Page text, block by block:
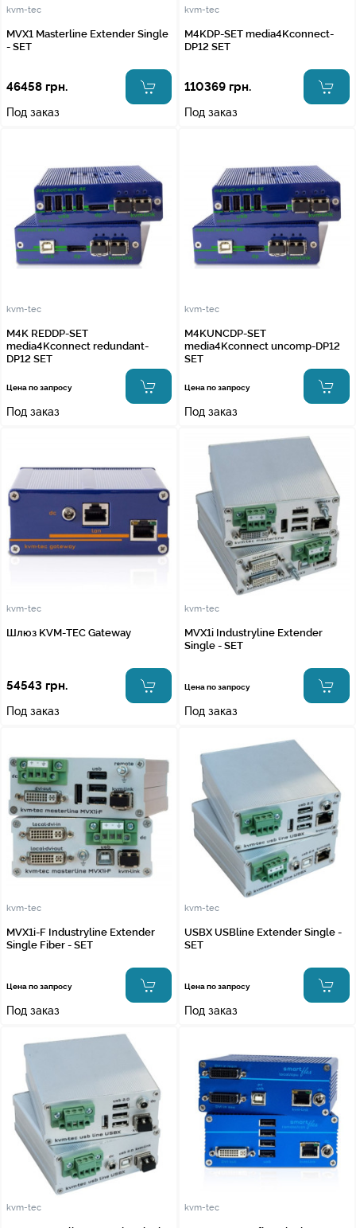
kvm-tec
MVX1 Masterline Extender Single
- SET
46458 грн.
Под заказ
kvm-tec
M4KDP-SET media4Kconnect-
DP12 SET
110369 грн.
Под заказ
kvm-tec
M4K REDDP-SET
media4Kconnect redundant-
DP12 SET
Цена по запросу
Под заказ
kvm-tec
M4KUNCDP-SET
media4Kconnect uncomp-DP12
SET
Цена по запросу
Под заказ
kvm-tec
Шлюз KVM-TEC Gateway
54543 грн.
Под заказ
kvm-tec
MVX1i Industryline Extender
Single - SET
Цена по запросу
Под заказ
kvm-tec
MVX1i-F Industryline Extender
Single Fiber - SET
Цена по запросу
Под заказ
kvm-tec
USBX USBline Extender Single -
SET
Цена по запросу
Под заказ
kvm-tec kvm-tec